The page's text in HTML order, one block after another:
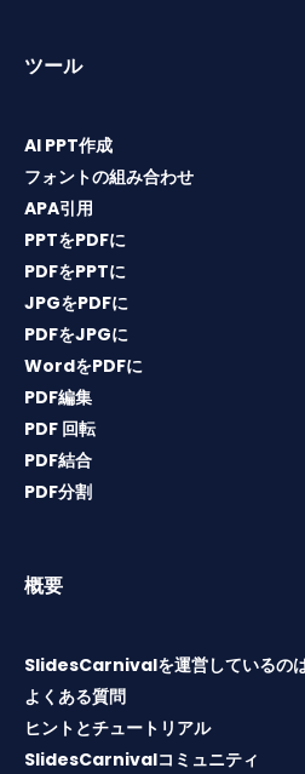
ツール
AI PPT作成
フォントの組み合わせ
APA引用
PPTをPDFに
PDFをPPTに
JPGをPDFに
PDFをJPGに
WordをPDFに
PDF編集
PDF 回転
PDF結合
PDF分割
概要
SlidesCarnivalを運営しているの
よくある質問
ヒントとチュートリアル
SlidesCarnivalコミュニティ